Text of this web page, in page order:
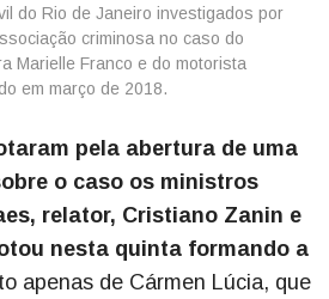
do Rio de Janeiro investigados por
criminosa no caso do
Marielle Franco e do motorista
em março de 2018.
pela abertura de uma
o caso os ministros
relator, Cristiano Zanin e
nesta quinta formando a
apenas de Cármen Lúcia, que